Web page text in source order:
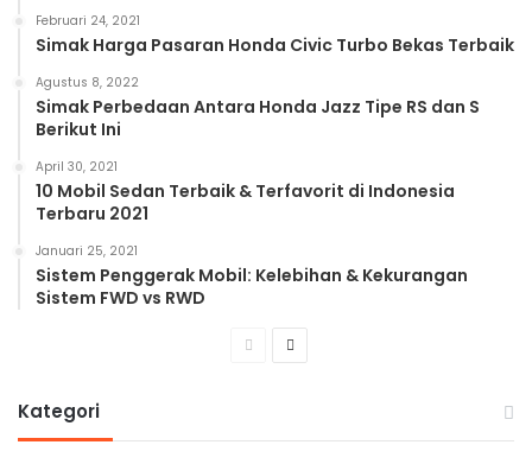
Februari 24, 2021
Simak Harga Pasaran Honda Civic Turbo Bekas Terbaik
Agustus 8, 2022
Simak Perbedaan Antara Honda Jazz Tipe RS dan S
Berikut Ini
April 30, 2021
10 Mobil Sedan Terbaik & Terfavorit di Indonesia
Terbaru 2021
Januari 25, 2021
Sistem Penggerak Mobil: Kelebihan & Kekurangan
Sistem FWD vs RWD
PreviousNext
Kategori